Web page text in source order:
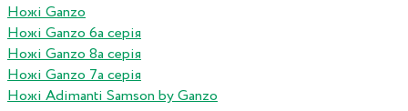
Ножі Ganzo
Ножі Ganzo 6а серія
Ножі Ganzo 8а серія
Ножі Ganzo 7а серія
Ножі Adimanti Samson by Ganzo